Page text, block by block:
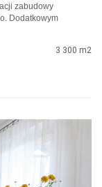
zabudowy
Dodatkowym
3 300 m2